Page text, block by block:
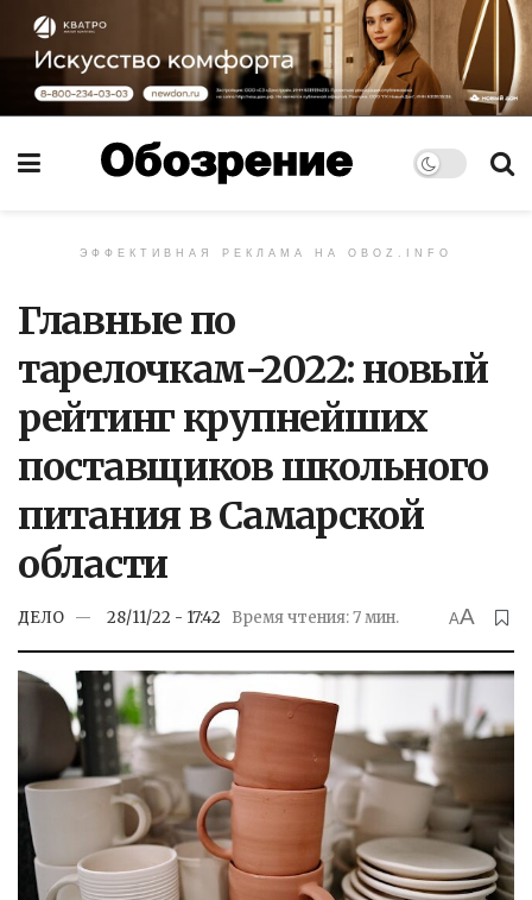
ЭФФЕКТИВНАЯ РЕКЛАМА НА OBOZ.INFO
Главные по
тарелочкам-2022: новый
рейтинг крупнейших
поставщиков школьного
питания в Самарской
области
ДЕЛО 28/11/22 - 17:42 Время чтения: 7 мин. AA